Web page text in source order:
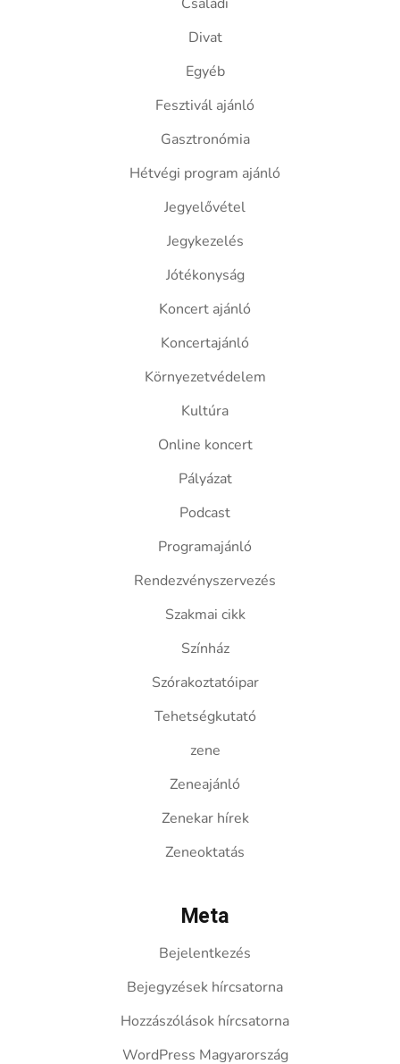
Divat
Egyéb
Fesztivál ajánló
Gasztronómia
Hétvégi program ajánló
Jegyelővétel
Jegykezelés
Jótékonyság
Koncert ajánló
Koncertajánló
Környezetvédelem
Kultúra
Online koncert
Pályázat
Podcast
Programajánló
Rendezvényszervezés
Szakmai cikk
Színház
Szórakoztatóipar
Tehetségkutató
zene
Zeneajánló
Zenekar hírek
Zeneoktatás
Meta
Bejelentkezés
Bejegyzések hírcsatorna
Hozzászólások hírcsatorna
WordPress Magyarország